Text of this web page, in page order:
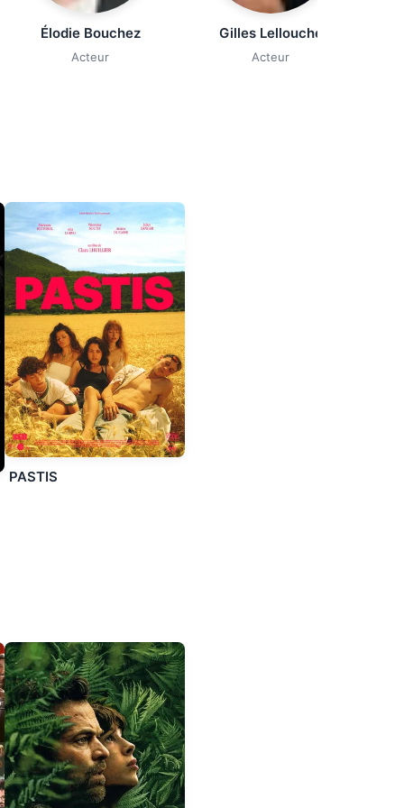
Élodie Bouchez
Acteur
Gilles Lellouche
Acteur
PASTIS